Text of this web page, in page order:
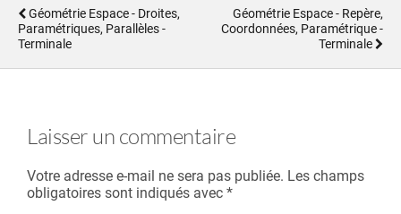
Géométrie Espace - Droites,
Paramétriques, Parallèles -
Terminale
Géométrie Espace - Repère,
Coordonnées, Paramétrique -
Terminale
Laisser un commentaire
Votre adresse e-mail ne sera pas publiée. Les champs
obligatoires sont indiqués avec *